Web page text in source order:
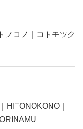
ノコノ｜コトモツク
HITONOKONO｜